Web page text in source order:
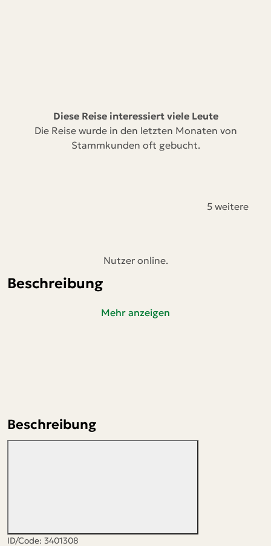
Beschreibung
Mehr anzeigen
Beschreibung
ID/Code: 3401308
Diese Reise interessiert viele Leute
Die Reise wurde in den letzten Monaten von
Stammkunden oft gebucht.
5 weitere
Nutzer online.